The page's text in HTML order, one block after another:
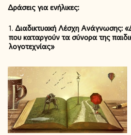
Δράσεις για ενήλικες:
Διαδικτυακή Λέσχη Ανάγνωσης:
που καταργούν τα σύνορα της
λογοτεχνίας»